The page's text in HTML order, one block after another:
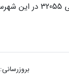
بروزرسانی: